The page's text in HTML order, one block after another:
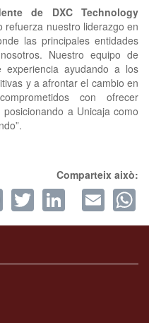
de DXC Technology
refuerza nuestro liderazgo en
las principales entidades
Nuestro equipo de
ayudando a los
y a afrontar el cambio en
con ofrecer
a Unicaja como
Comparteix això:
Facebook
Twitter